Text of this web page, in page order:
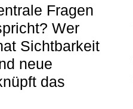
Fragen
Wer
Sichtbarkeit
neue
das